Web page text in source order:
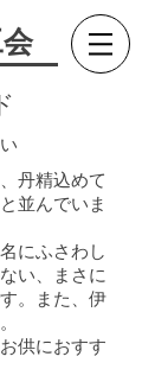
丹精込めて
並んでいま
にふさわし
い、まさに
。また、伊
供におすす